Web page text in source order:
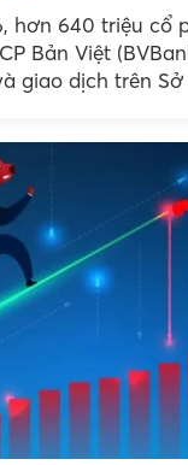
hơn 640 triệu cổ
Bản Việt
giao dịch trên Sở